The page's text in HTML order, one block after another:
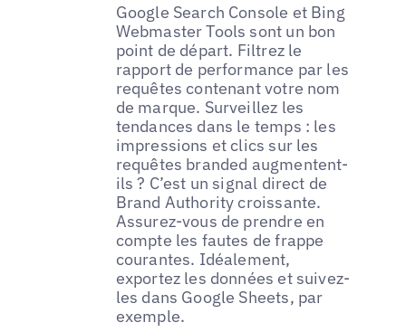
Google Search Console et Bing
Webmaster Tools sont un bon
point de départ. Filtrez le
rapport de performance par les
requêtes contenant votre nom
de marque. Surveillez les
tendances dans le temps : les
impressions et clics sur les
requêtes branded augmentent-
ils ? C’est un signal direct de
Brand Authority croissante.
Assurez-vous de prendre en
compte les fautes de frappe
courantes. Idéalement,
exportez les données et suivez-
les dans Google Sheets, par
exemple.